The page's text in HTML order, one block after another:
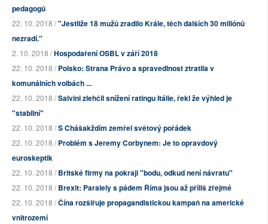
pedagogů
22. 10. 2018 /"Jestliže 18 mužů zradilo Krále, těch dalších 30 miliónů
nezradí."
2. 10. 2018 /Hospodaření OSBL v září 2018
22. 10. 2018 /Polsko: Strana Právo a spravedlnost ztratila v
komunálních volbách ...
22. 10. 2018 /Salvini zlehčil snížení ratingu Itálie, řekl že výhled je
"stabilní"
22. 10. 2018 /S Chášakždím zemřel světový pořádek
22. 10. 2018 /Problém s Jeremy Corbynem: Je to opravdový
euroskeptik
22. 10. 2018 /Britské firmy na pokraji "bodu, odkud není návratu"
22. 10. 2018 /Brexit: Paralely s pádem Říma jsou až příliš zřejmé
22. 10. 2018 /Čína rozšiřuje propagandistickou kampaň na americké
vnitrozemí